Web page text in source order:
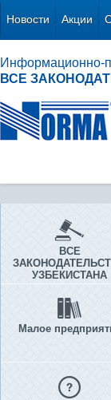
Новости Акции
Информационно-
ВСЕ
ВСЕ
УЗБЕКИСТАНА
Малое